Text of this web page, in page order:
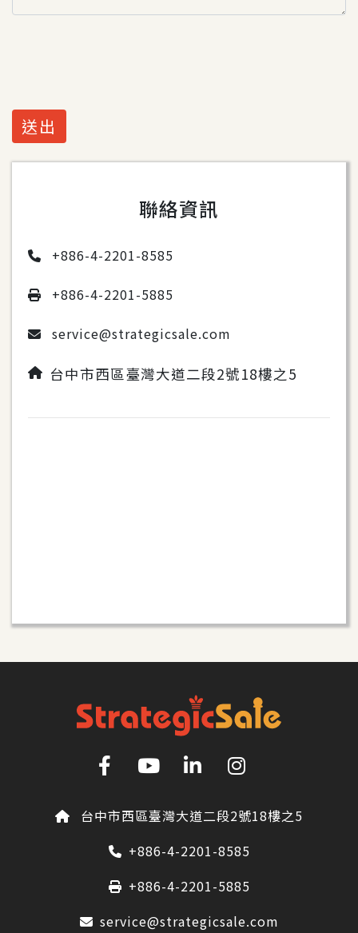
送出
聯絡資訊
+886-4-2201-8585
+886-4-2201-5885
service@strategicsale.com
台中市西區臺灣大道二段2號18樓之5
台中市西區臺灣大道二段2號18樓之5
+886-4-2201-8585
+886-4-2201-5885
service@strategicsale.com